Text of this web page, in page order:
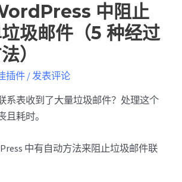
中阻止
圾邮件（5 种经过
）
插件 /发表评论
系表收到了大量垃圾邮件？处理这个
且耗时。
中有自动方法来阻止垃圾邮件联